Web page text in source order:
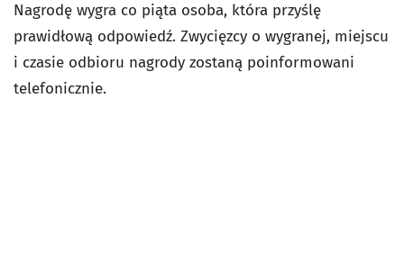
Nagrodę wygra co piąta osoba, która przyślę
prawidłową odpowiedź. Zwycięzcy o wygranej, miejscu
i czasie odbioru nagrody zostaną poinformowani
telefonicznie.